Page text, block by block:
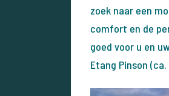
zoek naar een
comfort en de
goed voor u en
Etang Pinson